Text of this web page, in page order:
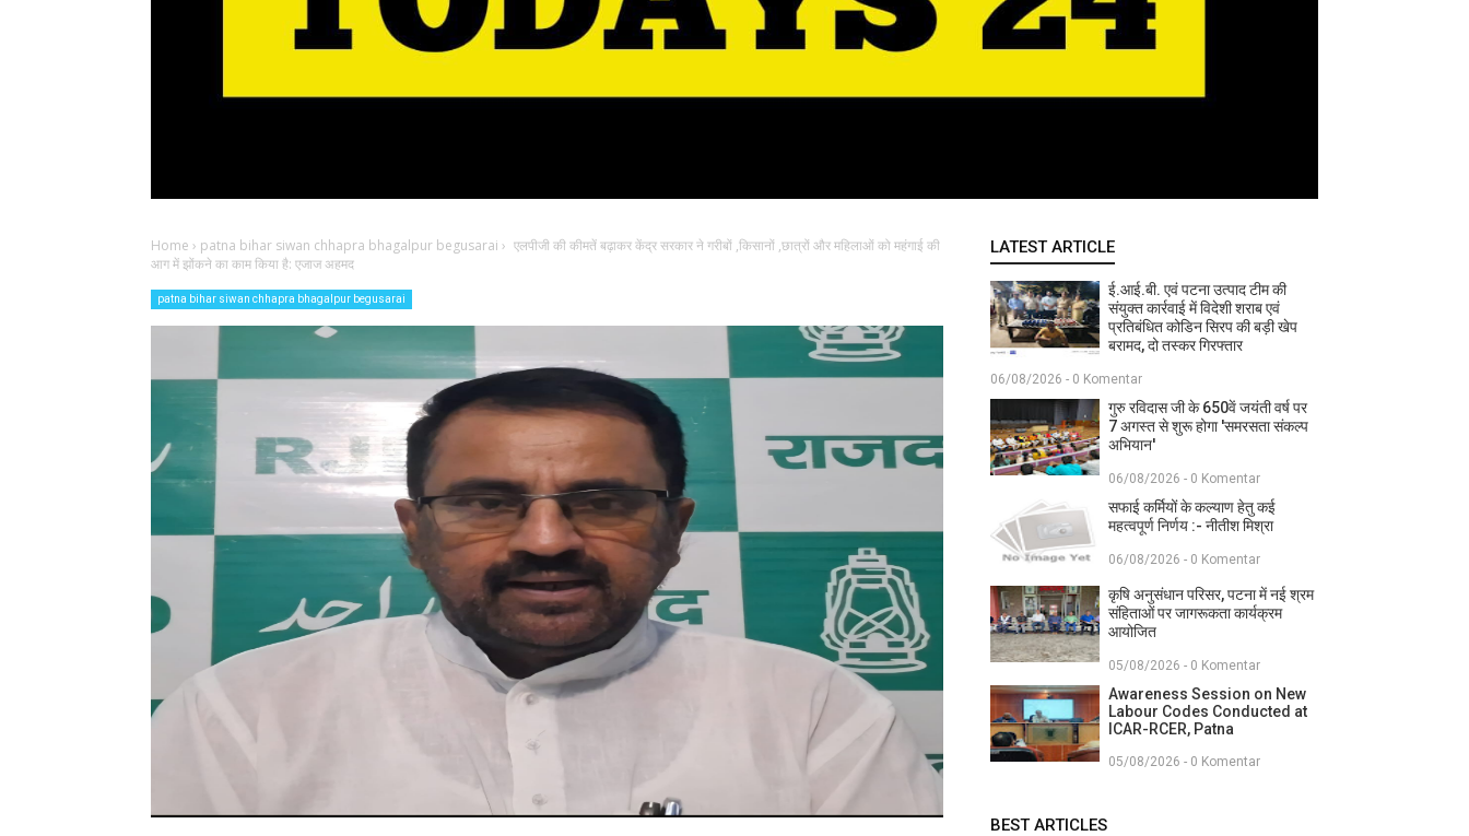
Home › patna bihar siwan chhapra bhagalpur begusarai › एलपीजी की कीमतें बढ़ाकर केंद्र सरकार ने गरीबों ,किसानों ,छात्रों और महिलाओं को महंगाई की
आग में झोंकने का काम किया है: एजाज अहमद
patna bihar siwan chhapra bhagalpur begusarai
LATEST ARTICLE
ई.आई.बी. एवं पटना उत्पाद टीम की
संयुक्त कार्रवाई में विदेशी शराब एवं
प्रतिबंधित कोडिन सिरप की बड़ी खेप
बरामद, दो तस्कर गिरफ्तार
06/08/2026 - 0 Komentar
गुरु रविदास जी के 650वें जयंती वर्ष पर
7 अगस्त से शुरू होगा 'समरसता संकल्प
अभियान'
06/08/2026 - 0 Komentar
सफाई कर्मियों के कल्याण हेतु कई
महत्वपूर्ण निर्णय :- नीतीश मिश्रा
06/08/2026 - 0 Komentar
कृषि अनुसंधान परिसर, पटना में नई श्रम
संहिताओं पर जागरूकता कार्यक्रम
आयोजित
05/08/2026 - 0 Komentar
Awareness Session on New
Labour Codes Conducted at
ICAR-RCER, Patna
05/08/2026 - 0 Komentar
BEST ARTICLES